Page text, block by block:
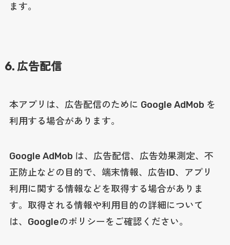
ます。
6. 広告配信
本アプリは、広告配信のために Google AdMob を
利用する場合があります。
Google AdMob は、広告配信、広告効果測定、不
正防止などの目的で、端末情報、広告ID、アプリ
利用に関する情報などを取得する場合がありま
す。取得される情報や利用目的の詳細について
は、Googleのポリシーをご確認ください。